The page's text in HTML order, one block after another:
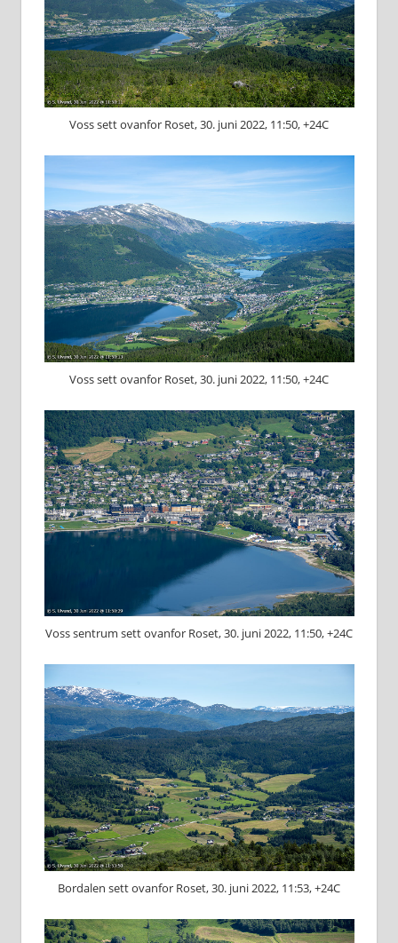
Voss sett ovanfor Roset, 30. juni 2022, 11:50, +24C
Voss sett ovanfor Roset, 30. juni 2022, 11:50, +24C
Voss sentrum sett ovanfor Roset, 30. juni 2022, 11:50, +24C
Bordalen sett ovanfor Roset, 30. juni 2022, 11:53, +24C